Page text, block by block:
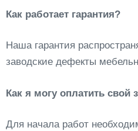
Как работает гарантия?
Наша гарантия
заводские дефекты
Как я могу оплатить свой
Для начала работ